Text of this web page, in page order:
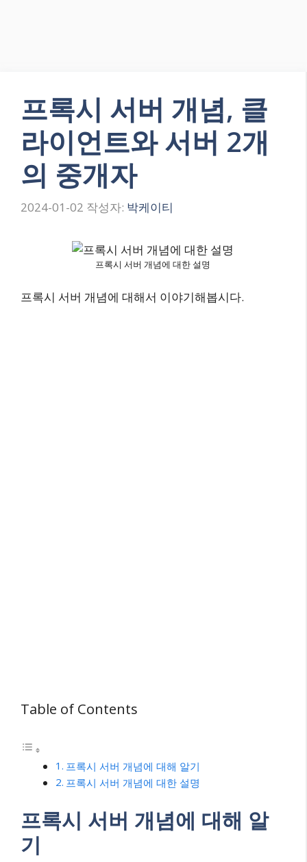
프록시 서버 개념, 클
라이언트와 서버 2개
의 중개자
2024-01-02 작성자: 박케이티
프록시 서버 개념에 대한 설명
프록시 서버 개념에 대해서 이야기해봅시다.
Table of Contents
프록시 서버 개념에 대해 알기
프록시 서버 개념에 대한 설명
프록시 서버 개념에 대해 알
기